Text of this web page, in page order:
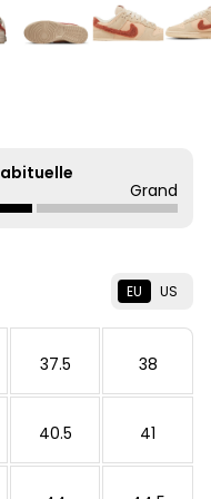
Grand
EU US
37.5 38
40.5 41